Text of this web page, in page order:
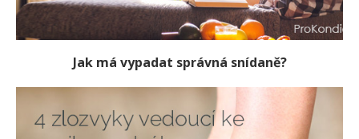
Jak má vypadat správná snídaně?